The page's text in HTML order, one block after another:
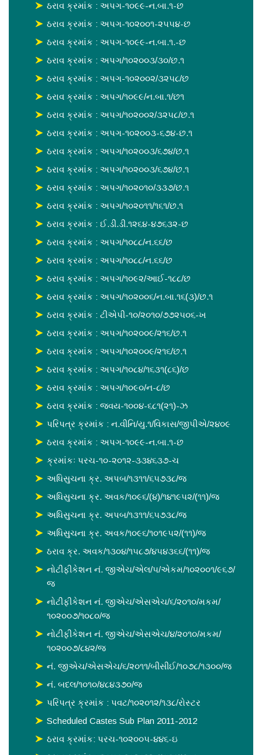
ઠરાવ ક્રમાંક : અપગ-૧૦૯૯-ન.બા.૧-છ
ઠરાવ ક્રમાંક : અપગ-૧૦૨૦૦૧-૨૫૫૪-છ
ઠરાવ ક્રમાંક : અપગ-૧૦૯૯-ન.બા.૧.-છ
ઠરાવ ક્રમાંક : અપગ/૧૦૨૦૦૩/૩૦/છ.૧
ઠરાવ ક્રમાંક : અપગ-૧૦૨૦૦૨/૩૨૫૮/છ
ઠરાવ ક્રમાંક : અપગ/૧૦૯૯/ન.બા.૧/છ૧
ઠરાવ ક્રમાંક : અપગ/૧૦૨૦૦૨/૩૨૫૮/છ.૧
ઠરાવ ક્રમાંક : અપગ-૧૦૨૦૦૩-૬૭૪-છ.૧
ઠરાવ ક્રમાંક : અપગ/૧૦૨૦૦૩/૬૭૪/છ.૧
ઠરાવ ક્રમાંક : અપગ/૧૦૨૦૦૩/૬૭૪/છ.૧
ઠરાવ ક્રમાંક : અપગ/૧૦૨૦૧૦/૩૩૭/છ.૧
ઠરાવ ક્રમાંક : અપગ/૧૦૨૦૧૧/૧૬૧/છ.૧
ઠરાવ ક્રમાંક : ઈ.ડી.ડી.૧૨૬૪-૪૭૬૩૨-છ
ઠરાવ ક્રમાંક : અપગ/૧૦૮૮/ન.૬૬/છ
ઠરાવ ક્રમાંક : અપગ/૧૦૮૮/ન.૬૬/છ
ઠરાવ ક્રમાંક : અપગ/૧૦૯૨/આઈ-૧૮૮/છ
ઠરાવ ક્રમાંક : અપગ/૧૦૨૦૦૬/ન.બા.૧૬(૩)/છ.૧
ઠરાવ ક્રમાંક : ટીએપી-૧૦/૨૦૧૦/૭૭૨૫૦૬-ખ
ઠરાવ ક્રમાંક : અપગ/૧૦૨૦૦૯/૨૧૬/છ.૧
ઠરાવ ક્રમાંક : અપગ/૧૦૨૦૦૯/૨૧૬/છ.૧
ઠરાવ ક્રમાંક : અપગ/૧૦૮૪/૧૬૩૧(૮૬)/છ
ઠરાવ ક્રમાંક : અપગ/૧૦૯૦/ન-૮/છ
ઠરાવ ક્રમાંક : જવય-૧૦૦૪-૬૮૧(૨૧)-ઝ
પરિપત્ર ક્રમાંક : ન.વીનિ/યુ.૧/વિકાસ/જીપીએ/૨૪૦૯
ઠરાવ ક્રમાંક : અપગ-૧૦૯૯-ન.બા.૧-છ
ક્રમાંકઃ પરચ-૧૦-૨૦૧૨-૩૩૪૬૩૭-ચ
અધિસુચના ક્ર. અપબ/૧૩૧૧/૬૫૭૩૮/જ
અધિસુચના ક્ર. અવક/૧૦૯૬/(૪)/૧૪૧૯૫૨/(૧૧)/જ
અધિસુચના ક્ર. અપબ/૧૩૧૧/૬૫૭૩૮/જ
અધિસુચના ક્ર. અવક/૧૦૯૬/૧૦૧૯૫૨/(૧૧)/જ
ઠરાવ ક્ર. અવક/૧૩૦૪/૧૫૮૭/૪૫૪૩૬૬/(૧૧)/જ
નોટીફીકેશન નં. જીએચ/એલ/૫/એકમ/૧૦૨૦૦૧/૯૬૭/
જ
નોટીફીકેશન નં. જીએચ/એસએચ/૬/૨૦૧૦/મકમ/
૧૦૨૦૦૭/૧૦૮૦/જ
નોટીફીકેશન નં. જીએચ/એસએચ/૪/૨૦૧૦/મકમ/
૧૦૨૦૦૭/૮૪૨/જ
નં. જીએચ/એસએચ/૬/૨૦૧૧/બીસીઈ/૧૦૭૮/૧૩૦૦/જ
નં. બદલ/૧૦૧૦/૪૮૪૩૭૦/જ
પરિપત્ર ક્રમાંક : પવટ/૧૦૨૦૧૨/૧૩૮/રોસ્ટર
Scheduled Castes Sub Plan 2011-2012
ઠરાવ ક્રમાંક: પરચ-૧૦૨૦૦૫-૪૪૬-ઇ